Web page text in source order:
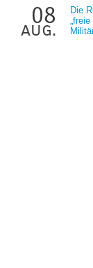
08
aug.
Die